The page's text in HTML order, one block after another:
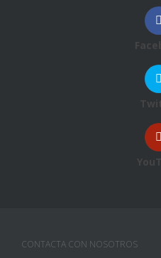
CONTACTA CON NOSOTROS